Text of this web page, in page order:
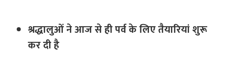
श्रद्धालुओं ने आज से ही पर्व के लिए तैयारियां शुरू
कर दी है